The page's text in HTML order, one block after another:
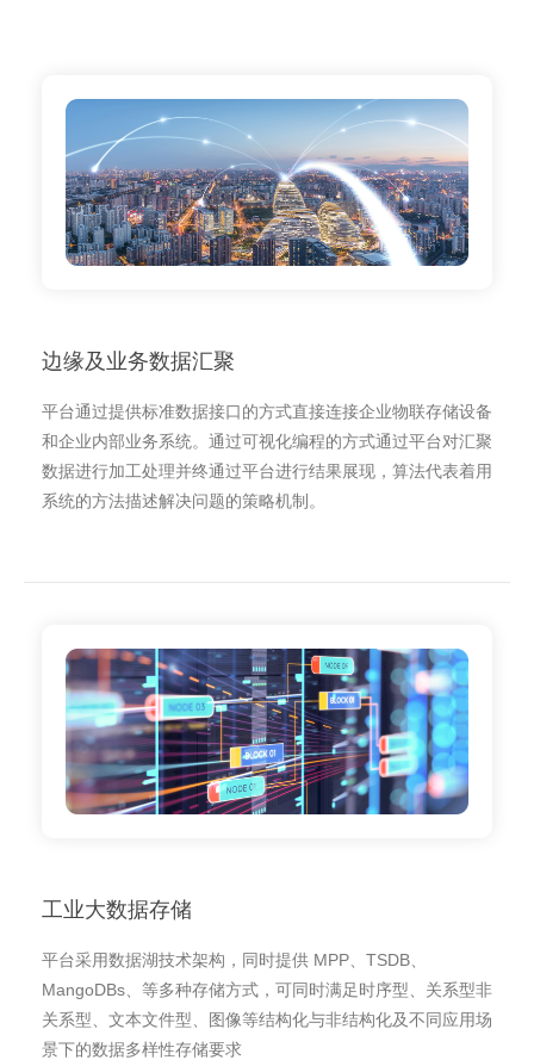
边缘及业务数据汇聚
平台通过提供标准数据接口的方式直接连接企业物联存储设备
和企业内部业务系统。通过可视化编程的方式通过平台对汇聚
数据进行加工处理并终通过平台进行结果展现，算法代表着用
系统的方法描述解决问题的策略机制。
工业大数据存储
平台采用数据湖技术架构，同时提供 MPP、TSDB、
MangoDBs、等多种存储方式，可同时满足时序型、关系型非
关系型、文本文件型、图像等结构化与非结构化及不同应用场
景下的数据多样性存储要求